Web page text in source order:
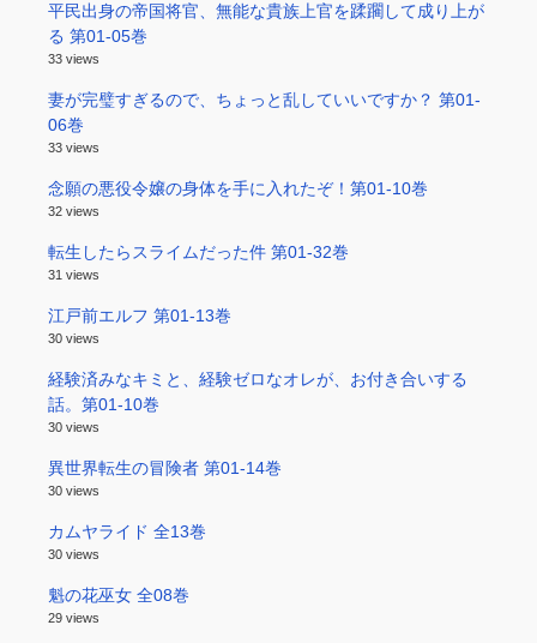
平民出身の帝国将官、無能な貴族上官を蹂躙して成り上が
る 第01-05巻
33 views
妻が完璧すぎるので、ちょっと乱していいですか？ 第01-
06巻
33 views
念願の悪役令嬢の身体を手に入れたぞ！第01-10巻
32 views
転生したらスライムだった件 第01-32巻
31 views
江戸前エルフ 第01-13巻
30 views
経験済みなキミと、経験ゼロなオレが、お付き合いする
話。第01-10巻
30 views
異世界転生の冒険者 第01-14巻
30 views
カムヤライド 全13巻
30 views
魁の花巫女 全08巻
29 views